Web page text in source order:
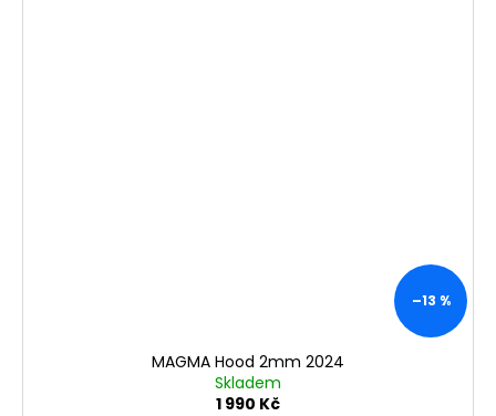
–13 %
MAGMA Hood 2mm 2024
Skladem
1 990 Kč